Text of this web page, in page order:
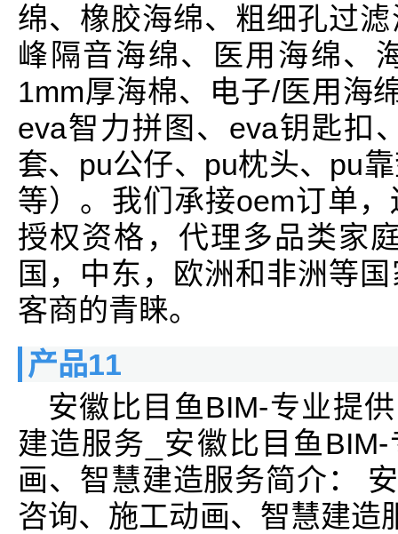
绵、橡胶海绵、粗细孔过
峰隔音海绵、医用海绵、
1mm厚海棉、电子/医用海
eva智力拼图、eva钥匙扣
套、pu公仔、pu枕头、pu
等）。我们承接oem订单
授权资格，代理多品类家
国，中东，欧洲和非洲等
客商的青睐。
产品11
安徽比目鱼BIM-专业提
建造服务_安徽比目鱼
画、智慧建造服务简介：
咨询、施工动画、智慧建造